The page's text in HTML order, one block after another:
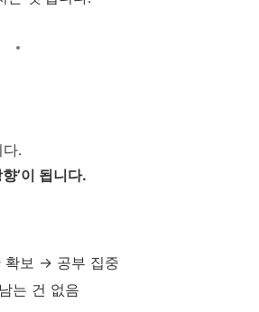
다.
’이 됩니다.
확보 → 공부 집중
는 건 없음